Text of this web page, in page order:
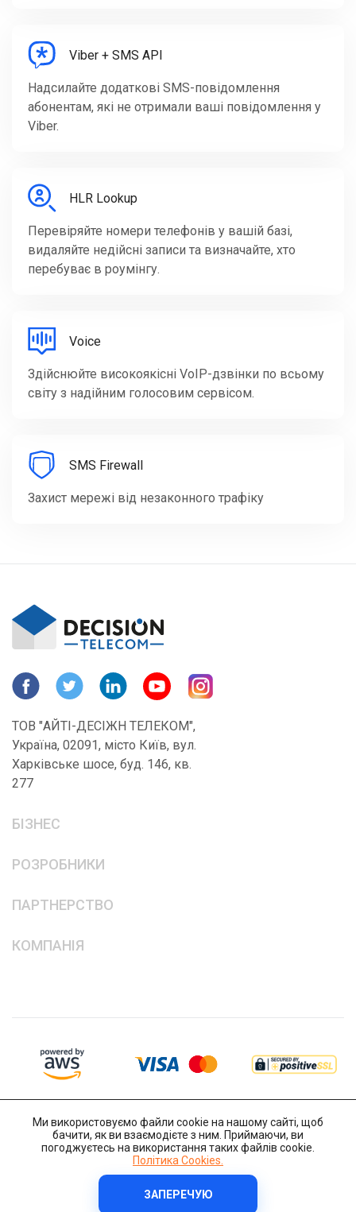
Viber + SMS API
Надсилайте додаткові SMS-повідомлення
абонентам, які не отримали ваші повідомлення у
Viber.
HLR Lookup
Перевіряйте номери телефонів у вашій базі,
видаляйте недійсні записи та визначайте, хто
перебуває в роумінгу.
Voice
Здійснюйте високоякісні VoIP-дзвінки по всьому
світу з надійним голосовим сервісом.
SMS Firewall
Захист мережі від незаконного трафіку
ТОВ "АЙТІ-ДЕСІЖН ТЕЛЕКОМ",
Україна, 02091, місто Київ, вул.
Харківське шосе, буд. 146, кв.
277
БІЗНЕС
РОЗРОБНИКИ
ПАРТНЕРСТВО
КОМПАНІЯ
Copyright © 2014-2026 IT-Decision Telecom OU Політика Cookies
Ми використовуємо файли cookie на нашому сайті, щоб
бачити, як ви взаємодієте з ним. Приймаючи, ви
погоджуєтесь на використання таких файлів cookie.
Політика Cookies.
ЗАПЕРЕЧУЮ